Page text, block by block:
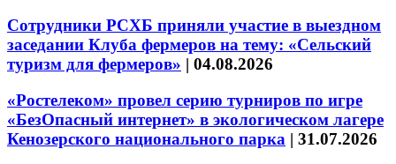
Сотрудники РСХБ приняли участие в выездном
заседании Клуба фермеров на тему: «Сельский
туризм для фермеров» | 04.08.2026
«Ростелеком» провел серию турниров по игре
«БезОпасный интернет» в экологическом лагере
Кенозерского национального парка | 31.07.2026